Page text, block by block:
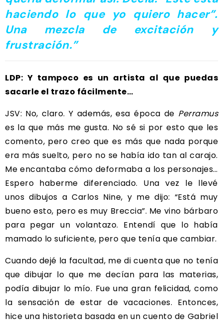
haciendo lo que yo quiero hacer”.
Una mezcla de excitación y
frustración.”
LDP: Y tampoco es un artista al que puedas
sacarle el trazo fácilmente…
JSV: No, claro. Y además, esa época de Perramus
es la que más me gusta. No sé si por esto que les
comento, pero creo que es más que nada porque
era más suelto, pero no se había ido tan al carajo.
Me encantaba cómo deformaba a los personajes…
Espero haberme diferenciado. Una vez le llevé
unos dibujos a Carlos Nine, y me dijo: “Está muy
bueno esto, pero es muy Breccia”. Me vino bárbaro
para pegar un volantazo. Entendí que lo había
mamado lo suficiente, pero que tenía que cambiar.
Cuando dejé la facultad, me di cuenta que no tenía
que dibujar lo que me decían para las materias,
podía dibujar lo mío. Fue una gran felicidad, como
la sensación de estar de vacaciones. Entonces,
hice una historieta basada en un cuento de Gabriel